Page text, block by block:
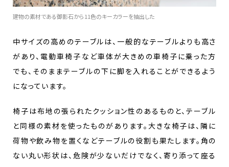
建物の素材である御影石から11色のキーカラーを抽出した
中サイズの高めのテーブルは、一般的なテーブルよりも高さ
があり、電動車椅子など車体が大きめの車椅子に乗った方
でも、そのままテーブルの下に脚を入れることができるよう
になっています。
椅子は布地の張られたクッション性のあるものと、テーブル
と同様の素材を使ったものがあります。大きな椅子は、隣に
荷物や飲み物を置くなどテーブルの役割も果たします。角の
ない丸い形状は、危険が少ないだけでなく、寄り添って座る